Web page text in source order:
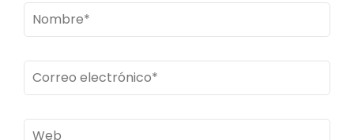
Nombre*
Correo
electrónico*
Web